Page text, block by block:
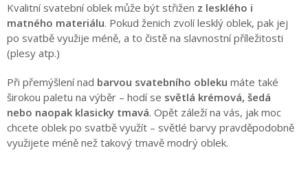
Kvalitní svatební oblek může být střižen z lesklého i
matného materiálu. Pokud ženich zvolí lesklý oblek, pak jej
po svatbě využije méně, a to čistě na slavnostní příležitosti
(plesy atp.)
Při přemýšlení nad barvou svatebního obleku máte také
širokou paletu na výběr – hodí se světlá krémová, šedá
nebo naopak klasicky tmavá. Opět záleží na vás, jak moc
chcete oblek po svatbě využít – světlé barvy pravděpodobně
využijete méně než takový tmavě modrý oblek.